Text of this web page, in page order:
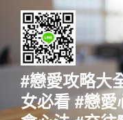
要
#戀愛攻略大
女必看 #戀